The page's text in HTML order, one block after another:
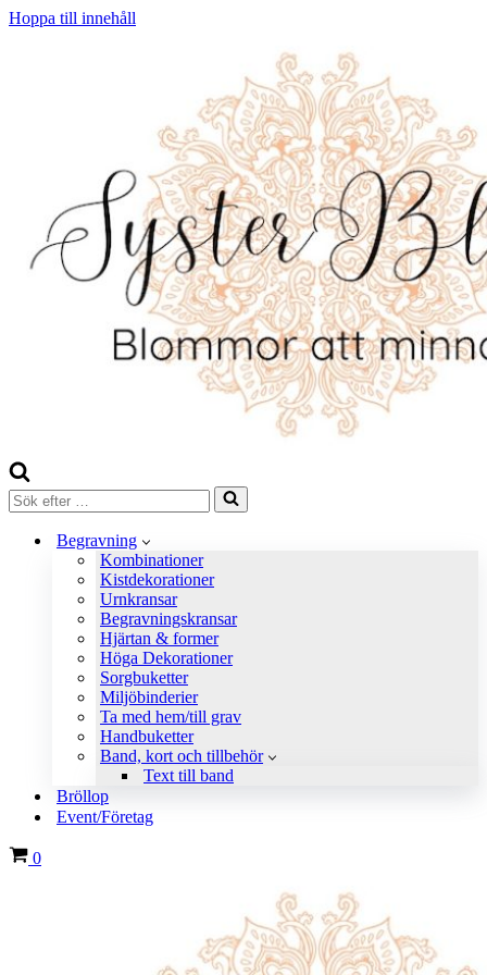
Hoppa till innehåll
Sök
efter
Begravning
Kombinationer
Kistdekorationer
Urnkransar
Begravningskransar
Hjärtan & former
Höga Dekorationer
Sorgbuketter
Miljöbinderier
Ta med hem/till grav
Handbuketter
Band, kort och tillbehör
Text till band
Bröllop
Event/Företag
Varukorg
0